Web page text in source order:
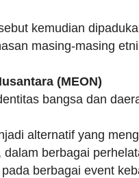
kemudian
masing-masing
(MEON)
bangsa dan
alternatif yang
berbagai
berbagai event